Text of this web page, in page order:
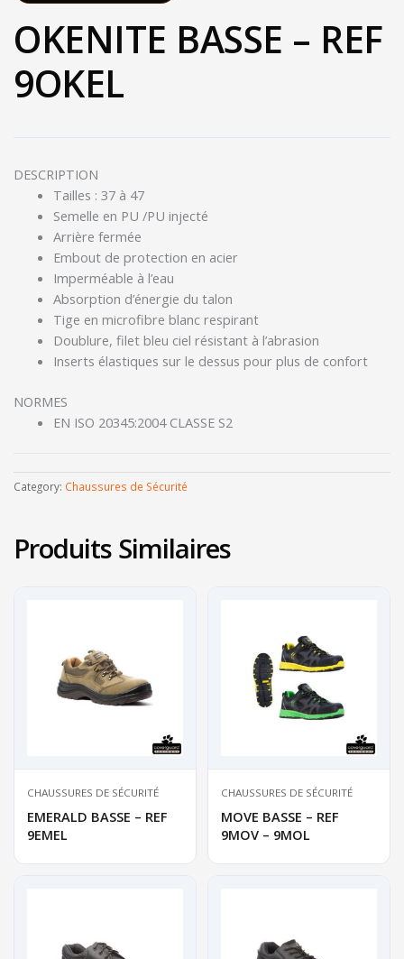
OKENITE BASSE – REF
9OKEL
DESCRIPTION
Tailles : 37 à 47
Semelle en PU /PU injecté
Arrière fermée
Embout de protection en acier
Imperméable à l’eau
Absorption d’énergie du talon
Tige en microfibre blanc respirant
Doublure, filet bleu ciel résistant à l’abrasion
Inserts élastiques sur le dessus pour plus de confort
NORMES
EN ISO 20345:2004 CLASSE S2
Category: Chaussures de Sécurité
Produits Similaires
CHAUSSURES DE SÉCURITÉ
EMERALD BASSE – REF
9EMEL
CHAUSSURES DE SÉCURITÉ
MOVE BASSE – REF
9MOV – 9MOL